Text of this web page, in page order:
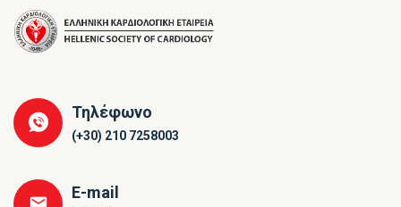
Τηλέφωνο
(+30) 210 7258003
E-mail